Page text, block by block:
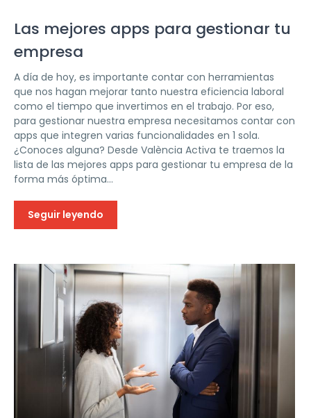
Las mejores apps para gestionar tu
empresa
A día de hoy, es importante contar con herramientas
que nos hagan mejorar tanto nuestra eficiencia laboral
como el tiempo que invertimos en el trabajo. Por eso,
para gestionar nuestra empresa necesitamos contar con
apps que integren varias funcionalidades en 1 sola.
¿Conoces alguna? Desde València Activa te traemos la
lista de las mejores apps para gestionar tu empresa de la
forma más óptima...
Seguir leyendo